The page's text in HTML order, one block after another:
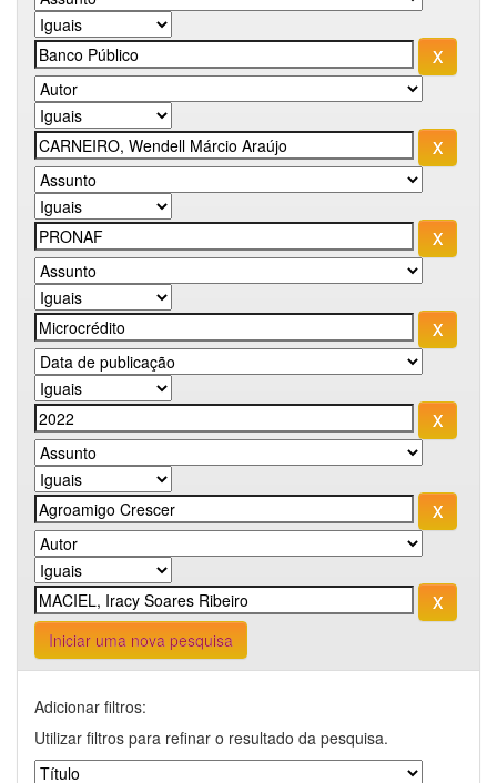
Iniciar uma nova pesquisa
Adicionar filtros:
Utilizar filtros para refinar o resultado da pesquisa.